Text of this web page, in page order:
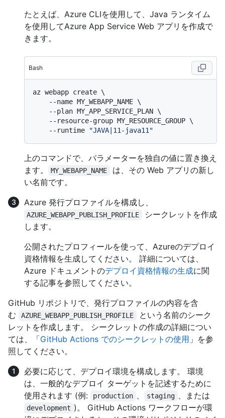
たとえば、Azure CLIを使用して、Java ランタイム
を使用してAzure App Service Web アプリを作成で
きます。
Bash
az webapp create \
    --runtime
"JAVA|11-java11"
上のコマンドで、パラメーターを独自の値に置き換え
ます。
MY_WEBAPP_NAME
は、その Web アプリの新し
い名前です。
Azure 発行プロファイルを構成し、
AZURE_WEBAPP_PUBLISH_PROFILE
シークレットを作成
します。
公開されたプロフィールを使って、Azureのデプロイ
資格情報を生成してください。 詳細については、
Azure ドキュメントのデプロイ資格情報の生成に関
する記事を参照してください。
GitHub リポジトリで、発行プロファイルの内容を含
む
AZURE_WEBAPP_PUBLISH_PROFILE
という名前のシーク
レットを作成します。 シークレットの作成の詳細につい
ては、「GitHub Actions でのシークレットの使用 」を参
照してください。
必要に応じて、デプロイ環境を構成します。 環境
は、一般的なデプロイ ターゲットを記述するために
使用されます (例:
production 、 staging 、または
development )。 GitHub Actions ワークフローが環